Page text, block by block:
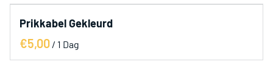
Prikkabel Gekleurd
/